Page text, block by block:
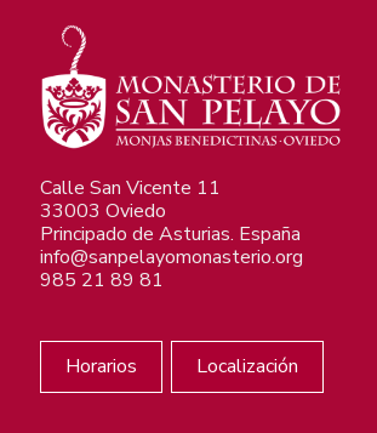
Calle San Vicente 11
33003 Oviedo
Principado de Asturias. España
info@sanpelayomonasterio.org
985 21 89 81
Horarios Localización